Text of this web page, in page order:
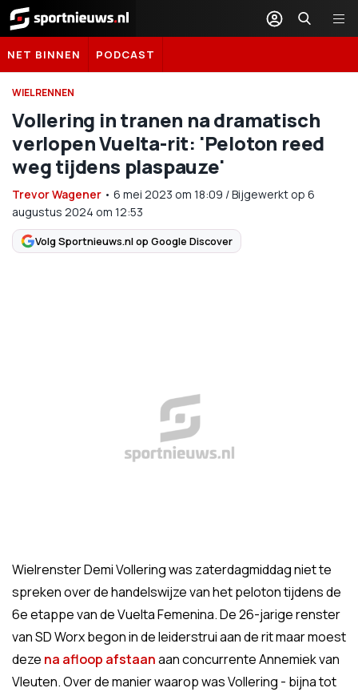
Sportnieuws.nl
NET BINNEN PODCAST
WIELRENNEN
Vollering in tranen na dramatisch
verlopen Vuelta-rit: 'Peloton reed
weg tijdens plaspauze'
Trevor Wagener • 6 mei 2023 om 18:09 /Bijgewerkt op 6
augustus 2024 om 12:53
Volg Sportnieuws.nl op Google Discover
Wielrenster Demi Vollering was zaterdagmiddag niet te
spreken over de handelswijze van het peloton tijdens de
6e etappe van de Vuelta Femenina. De 26-jarige renster
van SD Worx begon in de leiderstrui aan de rit maar moest
deze na afloop afstaanaan concurrente Annemiek van
Vleuten. Over de manier waarop was Vollering - bijna tot